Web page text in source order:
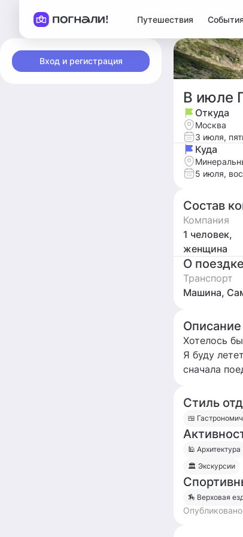
Путешествия События
Вход и регистрация
В июле
Откуда
Москва
3 июля,
Куда
5 июля,
Состав
Компания
1 человек,
женщина
О поездке
Транспорт
Машина,
Описание
Хотелось
Я буду
сначала
Черкесск,
Стиль
🍱
🕌 Архитектура
🏛 Экскурсии
🏇 Верховая